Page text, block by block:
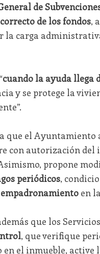
de
de los fondos,
la carga
cuando la ayuda
y se protege la
que el Ayuntamiento
con autorización del
propone
periódicos,
empadronamientoen
que los
, que verifique
el inmueble, active